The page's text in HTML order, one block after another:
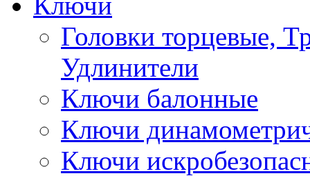
Головки торцевые,
Удлинители
Ключи балонные
Ключи
Ключи